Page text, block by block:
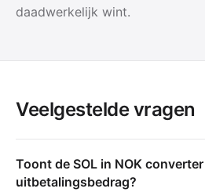
daadwerkelijk wint.
Veelgestelde vragen
Toont de SOL in NOK
uitbetalingsbedrag?